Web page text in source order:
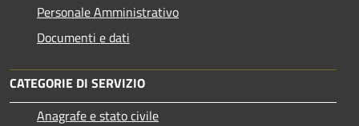
Personale Amministrativo
Documenti e dati
CATEGORIE DI SERVIZIO
Anagrafe e stato civile